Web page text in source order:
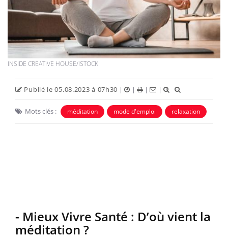
INSIDE CREATIVE HOUSE/ISTOCK
Publié le 05.08.2023 à 07h30 | | | |
Mots clés : méditation mode d'emploi relaxation
- Mieux Vivre Santé : D’où vient la
méditation ?